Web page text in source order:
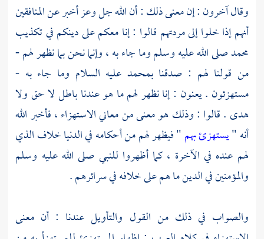
وقال آخرون : إن معنى ذلك : أن الله جل وعز أخبر عن المنافقين
أنهم إذا خلوا إلى مردتهم قالوا : إنا معكم على دينكم في تكذيب
محمدصلى الله عليه وسلم وما جاء به ، وإنما نحن بما نظهر لهم -
من قولنا لهم : صدقنابمحمد عليه السلام وما جاء به -
مستهزئون . يعنون : إنا نظهر لهم ما هو عندنا باطل لا حق ولا
هدى . قالوا : وذلك هو معنى من معاني الاستهزاء ، فأخبر الله
أنه "يستهزئ بهم" فيظهر لهم من أحكامه في الدنيا خلاف الذي
لهم عنده في الآخرة ، كما أظهروا للنبي صلى الله عليه وسلم
والمؤمنين في الدين ما هم على خلافه في سرائرهم .
والصواب في ذلك من القول والتأويل عندنا : أن معنى